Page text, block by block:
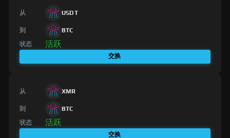
从 USDT
到 BTC
状态 活跃
交换
从 XMR
到 BTC
状态 活跃
交换